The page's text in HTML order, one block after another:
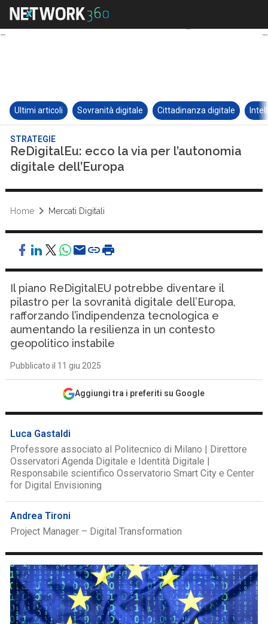
Ultimi articoli Sovranità digitale Cittadinanza digitale
STRATEGIE
ReDigitalEu: ecco la via per l’autonomia
digitale dell’Europa
Home Mercati Digitali
Il piano ReDigitalEU potrebbe diventare il
pilastro per la sovranità digitale dell’Europa,
rafforzando l’indipendenza tecnologica e
aumentando la resilienza in un contesto
geopolitico instabile
Pubblicato il 11 giu 2025
Aggiungi tra i preferiti su Google
Luca Gastaldi
Professore associato al Politecnico di Milano | Direttore
Osservatori Agenda Digitale e Identità Digitale |
Responsabile scientifico Osservatorio Smart City e Center
for Digital Envisioning
Andrea Tironi
Project Manager – Digital Transformation